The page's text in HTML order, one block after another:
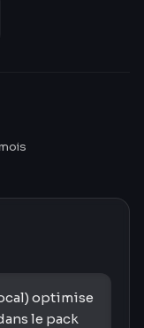
(CCI
ce retard en
optimise
le pack